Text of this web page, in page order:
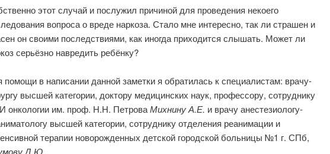
этот случай и послужил причиной для проведения некоего
вопроса о вреде наркоза. Стало мне интересно, так ли страшен и
он своими последствиями, как иногда приходится слышать. Может ли
серьёзно навредить ребёнку?
помощи в написании данной заметки я обратилась к специалистам: врачу-
высшей категории, доктору медицинских наук, профессору, сотруднику
онкологии им. проф. Н.Н. ПетроваМихнину А.Е. и врачу анестезиологу-
высшей категории, сотруднику отделения реанимации и
терапии новорожденных детской городской больницы №1 г. СПб,